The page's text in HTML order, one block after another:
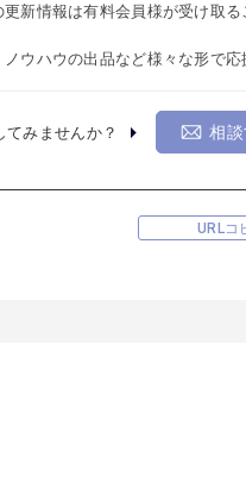
新情報は有料会員様が受け取る
ウハウの出品など様々な形で応
てみませんか？ 相談
URLコ